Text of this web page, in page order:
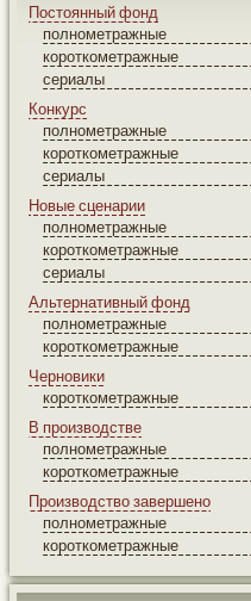
Постоянный фонд
полнометражные
короткометражные
сериалы
Конкурс
полнометражные
короткометражные
сериалы
Новые сценарии
полнометражные
короткометражные
сериалы
Альтернативный фонд
полнометражные
короткометражные
Черновики
короткометражные
В производстве
полнометражные
короткометражные
Производство завершено
полнометражные
короткометражные